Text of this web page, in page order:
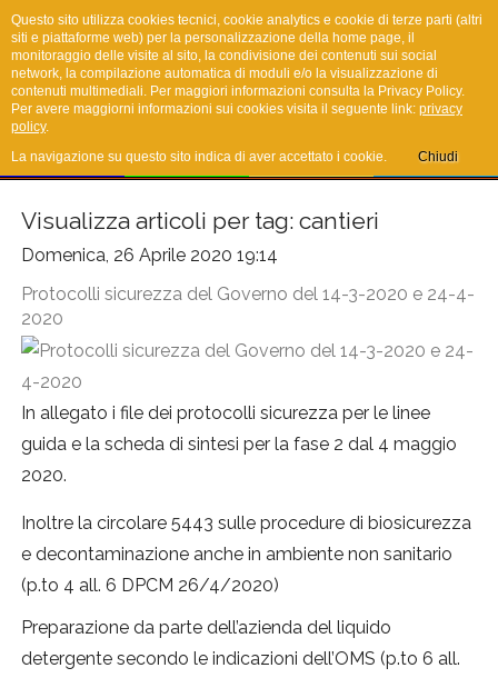
COVID19
Visualizza articoli per tag: cantieri
Domenica, 26 Aprile 2020 19:14
Protocolli sicurezza del Governo del 14-3-2020 e 24-4-
2020
In allegato i file dei protocolli sicurezza per le linee
guida e la scheda di sintesi per la fase 2 dal 4 maggio
2020.
Inoltre la circolare 5443 sulle procedure di biosicurezza
e decontaminazione anche in ambiente non sanitario
(p.to 4 all. 6 DPCM 26/4/2020)
Preparazione da parte dell’azienda del liquido
detergente secondo le indicazioni dell’OMS (p.to 6 all.
Questo sito utilizza cookies tecnici, cookie analytics e cookie di terze parti (altri
siti e piattaforme web) per la personalizzazione della home page, il
monitoraggio delle visite al sito, la condivisione dei contenuti sui social
network, la compilazione automatica di moduli e/o la visualizzazione di
contenuti multimediali. Per maggiori informazioni consulta la Privacy Policy.
Per avere maggiorni informazioni sui cookies visita il seguente link: privacy
policy.
La navigazione su questo sito indica di aver accettato i cookie.
Chiudi